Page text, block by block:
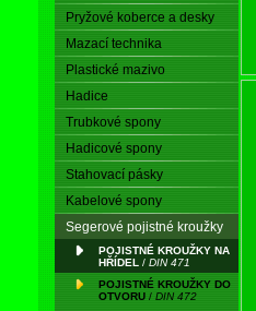
Pryžové koberce a desky
Mazací technika
Plastické mazivo
Hadice
Trubkové spony
Hadicové spony
Stahovací pásky
Kabelové spony
Segerové pojistné kroužky
POJISTNÉ KROUŽKY NA
HŘÍDEL / DIN 471
POJISTNÉ KROUŽKY DO
OTVORU / DIN 472